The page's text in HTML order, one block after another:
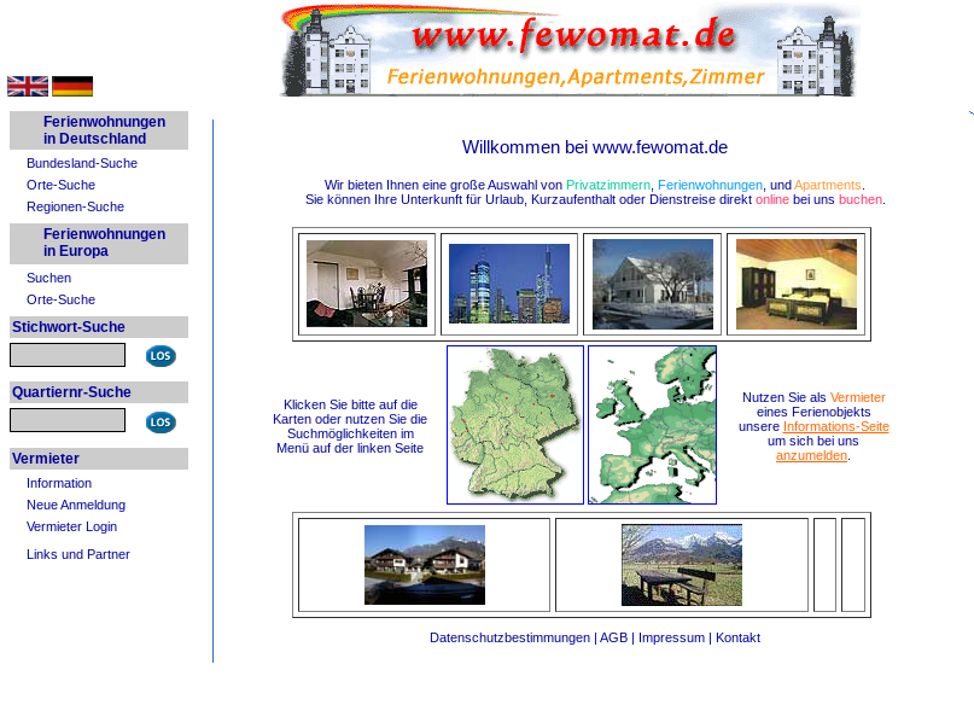
Ferienwohnungen
in Deutschland
Bundesland-Suche
Orte-Suche
Regionen-Suche
Ferienwohnungen
in Europa
Suchen
Orte-Suche
Stichwort-Suche
Quartiernr-Suche
Vermieter
Information
Neue Anmeldung
Vermieter Login
Links und Partner
Willkommen bei www.fewomat.de
Wir bieten Ihnen eine große Auswahl von Privatzimmern Ferienwohnungen , undApartments
Sie können Ihre Unterkunft für Urlaub, Kurzaufenthalt oder Dienstreise direkt onlinebei uns buchen.
Klicken Sie bitte auf die
Karten oder nutzen Sie die
Suchmöglichkeiten im
Menü auf der linken Seite
Nutzen Sie als Vermieter
eines Ferienobjekts
unsere Informations-Seite
um sich bei uns
anzumelden
Datenschutzbestimmungen | AGB | Impressum | Kontakt